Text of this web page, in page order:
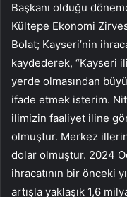
Başkanı olduğu
Kültepe Ekonomi
Bolat; Kayseri’nin
kaydederek, “Kayseri
yerde olmasından
ifade etmek isterim.
ilimizin faaliyet iline
olmuştur. Merkez
dolar olmuştur. 2024
ihracatının bir önceki
artışla yaklaşık 1,6